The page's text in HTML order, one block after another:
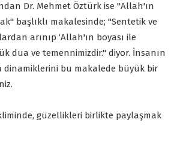
Dr. Mehmet Öztürk ise "Allah'ın
başlıklı makalesinde; "Sentetik ve
arınıp ‘Allah'ın boyası ile
dua ve temennimizdir." diyor. İnsanın
dinamiklerini bu makalede büyük bir
güzellikleri birlikte paylaşmak